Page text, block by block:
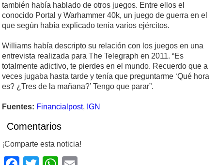
también había hablado de otros juegos. Entre ellos el
conocido Portal y Warhammer 40k, un juego de guerra en el
que según había explicado tenía varios ejércitos.
Williams había descripto su relación con los juegos en una
entrevista realizada para The Telegraph en 2011. “Es
totalmente adictivo, te pierdes en el mundo. Recuerdo que a
veces jugaba hasta tarde y tenía que preguntarme ‘Qué hora
es? ¿Tres de la mañana?’ Tengo que parar”.
Fuentes: Financialpost, IGN
Comentarios
¡Comparte esta noticia!